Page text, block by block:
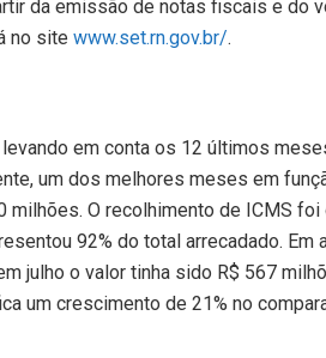
da emissão de notas fiscais e do
no site www.set.rn.gov.br/.
em conta os 12 últimos
um dos melhores meses em
milhões. O recolhimento de ICMS
92% do total arrecadado. Em
julho o valor tinha sido R$ 567
um crescimento de 21% no